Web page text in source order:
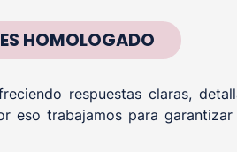
HOMOLOGADO
respuestas claras,
eso trabajamos para